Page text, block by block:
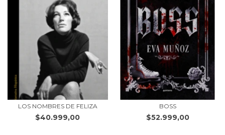
LOS NOMBRES DE FELIZA
$40.999,00
BOSS
$52.999,00